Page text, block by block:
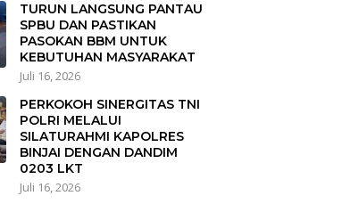
TURUN LANGSUNG PANTAU
SPBU DAN PASTIKAN
PASOKAN BBM UNTUK
KEBUTUHAN MASYARAKAT
Juli 16, 2026
PERKOKOH SINERGITAS TNI
POLRI MELALUI
SILATURAHMI KAPOLRES
BINJAI DENGAN DANDIM
0203 LKT
Juli 16, 2026